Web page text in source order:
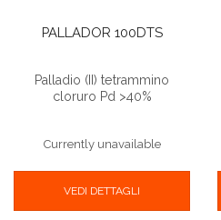
PALLADOR 100DTS
Palladio (II) tetrammino
cloruro Pd >40%
Currently unavailable
VEDI DETTAGLI